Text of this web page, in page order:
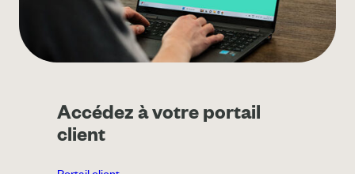
Accédez à votre portail
client